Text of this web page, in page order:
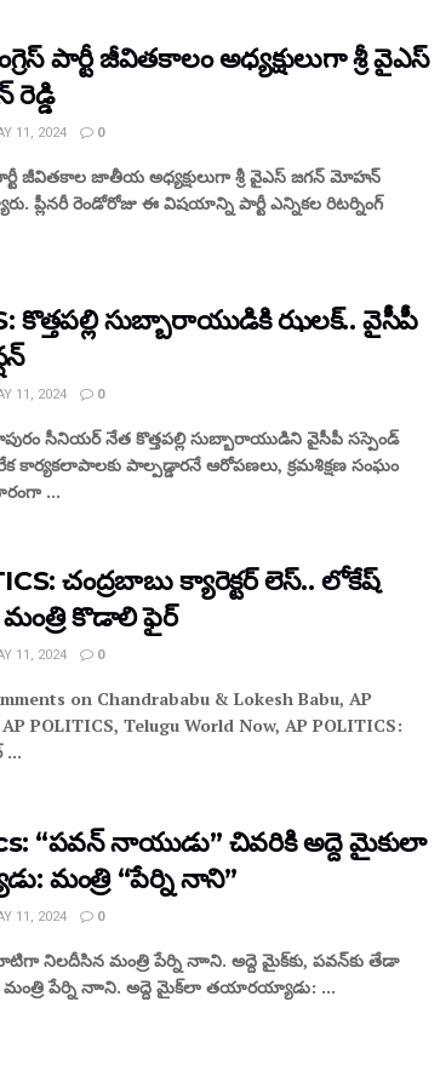
పార్టీ జీవితకాలం అధ్యక్షులుగా శ్రీ వైఎస్
11, 2024 0
జీవితకాల జాతీయ అధ్యక్షులుగా శ్రీ వైఎస్ జగన్ మోహన్
ప్లీనరీ రెండోరోజు ఈ విషయాన్ని పార్టీ ఎన్నికల రిటర్నింగ్
కొత్తపల్లి సుబ్బారాయుడికి ఝలక్‌.. వైసీపీ
11, 2024 0
సీనియర్‌ నేత కొత్తపల్లి సుబ్బారాయుడిని వైసీపీ సస్పెండ్‌
కార్యకలాపాలకు పాల్పడ్డారనే ఆరోపణలు, క్రమశిక్షణ సంఘం
...
చంద్రబాబు క్యారెక్టర్ లెస్.. లోకేష్
కొడాలి ఫైర్
11, 2024 0
on Chandrababu & Lokesh Babu, AP
POLITICS, Telugu World Now, AP POLITICS:
...
“పవన్‌ నాయుడు” చివరికి అద్దె మైకులా
మంత్రి “పేర్ని నాని”
11, 2024 0
నిలదీసిన మంత్రి పేర్ని నాాని. అద్దె మైక్‌కు, పవన్‌కు తేడా
పేర్ని నాాని. అద్దె మైక్‌లా తయారయ్యాడు: ...